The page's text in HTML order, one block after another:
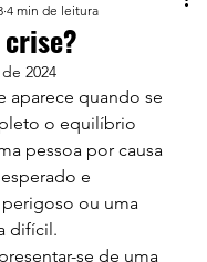
4 min de leitura
2024
aparece quando se
o equilíbrio
pessoa por causa
e
ou uma
difícil.
se de uma